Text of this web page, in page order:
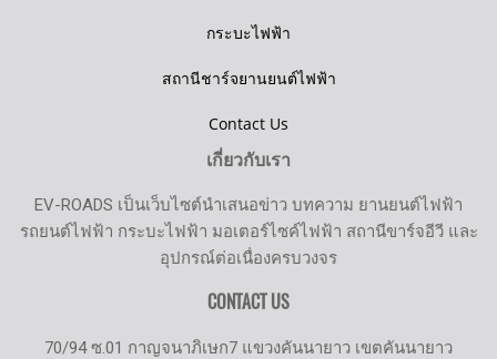
กระบะไฟฟ้า
สถานีชาร์จยานยนต์ไฟฟ้า
Contact Us
เกี่ยวกับเรา
EV-ROADS เป็นเว็บไซต์นำเสนอข่าว บทความ ยานยนต์ไฟฟ้า
รถยนต์ไฟฟ้า กระบะไฟฟ้า มอเตอร์ไซค์ไฟฟ้า สถานีขาร์จอีวี และ
อุปกรณ์ต่อเนื่องครบวงจร
CONTACT US
70/94 ซ.01 กาญจนาภิเษก7 แขวงคันนายาว เขตคันนายาว